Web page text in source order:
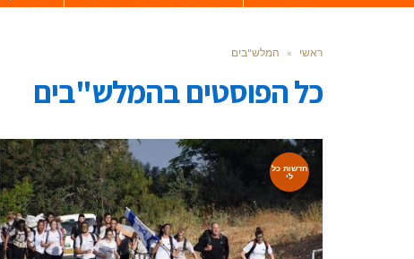
ראשי » המלש"בים
כל הפוסטים בהמלש"בים
חדשות כל
לי